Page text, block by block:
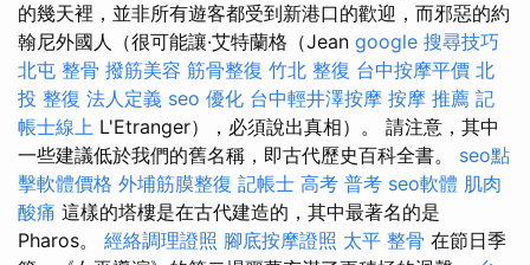
的幾天裡，並非所有遊客都受到新港口的歡迎，而邪惡的約
翰尼外國人（很可能讓·艾特蘭格（Jean google 搜尋技巧
北屯 整骨 撥筋美容 筋骨整復 竹北 整復 台中按摩平價 北
投 整復 法人定義 seo 優化 台中輕井澤按摩 按摩 推薦 記
帳士線上 L'Etranger），必須說出真相）。 請注意，其中
一些建議低於我們的舊名稱，即古代歷史百科全書。 seo點
擊軟體價格 外埔筋膜整復 記帳士 高考 普考 seo軟體 肌肉
酸痛 這樣的塔樓​​是在古代建造的，其中最著名的是
Pharos。 經絡調理證照 腳底按摩證照 太平 整骨 在節日季